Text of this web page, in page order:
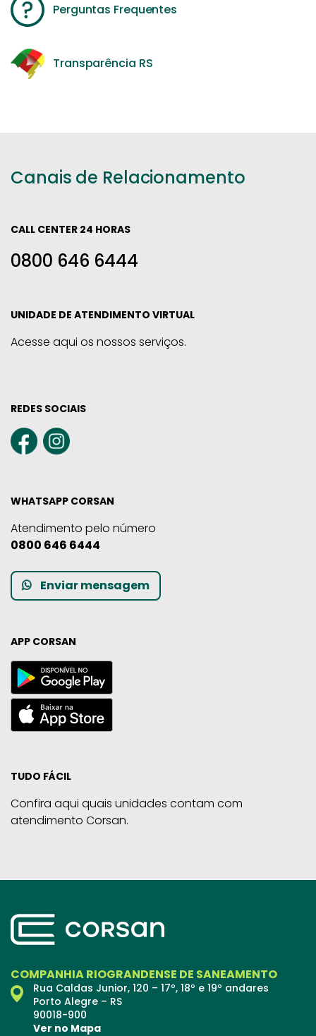
Perguntas Frequentes
Transparência RS
Canais de Relacionamento
CALL CENTER 24 HORAS
0800 646 6444
UNIDADE DE ATENDIMENTO VIRTUAL
Acesse aqui os nossos serviços.
REDES SOCIAIS
WHATSAPP CORSAN
Atendimento pelo número
0800 646 6444
Enviar mensagem
APP CORSAN
TUDO FÁCIL
Confira aqui quais unidades contam com
atendimento Corsan.
COMPANHIA RIOGRANDENSE DE SANEAMENTO
Rua Caldas Junior, 120 – 17º, 18º e 19º andares
Porto Alegre – RS
90018-900
Ver no Mapa